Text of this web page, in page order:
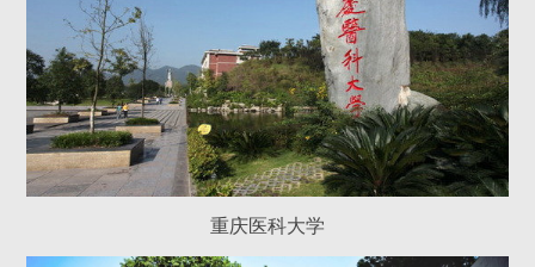
重庆医科大学